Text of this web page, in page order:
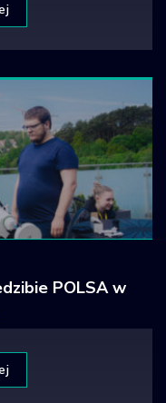
POLSA w